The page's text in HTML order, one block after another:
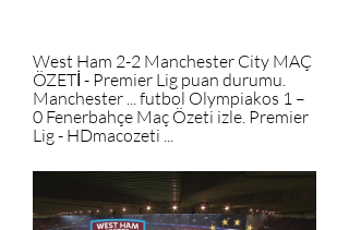
West Ham 2-2 Manchester City MAÇ
ÖZETİ - Premier Lig puan durumu.
Manchester ... futbol Olympiakos 1 –
0 Fenerbahçe Maç Özeti izle. Premier
Lig - HDmacozeti ...